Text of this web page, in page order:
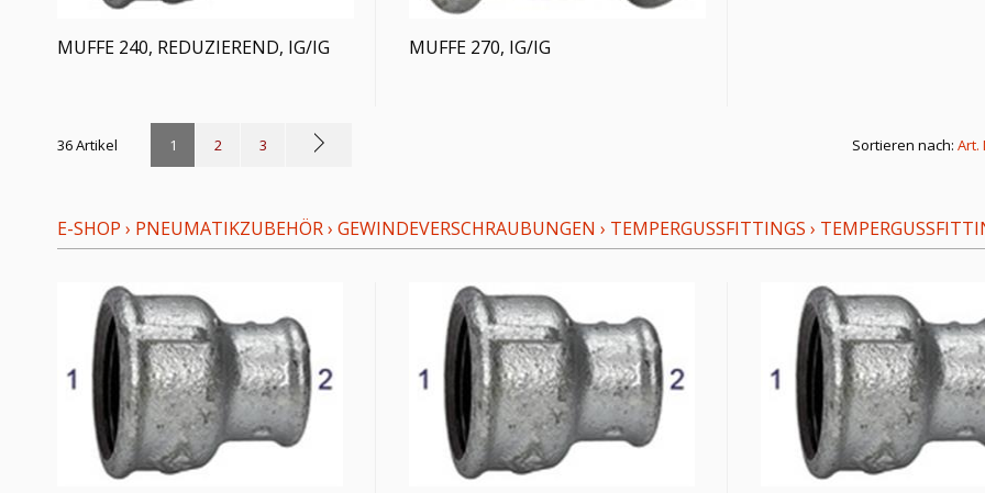
MUFFE 240, REDUZIEREND, IG/IG MUFFE 270, IG/IG
Sortieren nach: Art.
36 Artikel 1 2 3
E-SHOP › PNEUMATIKZUBEHÖR› GEWINDEVERSCHRAUBUNGEN › TEMPERGUSSFITTINGS ›